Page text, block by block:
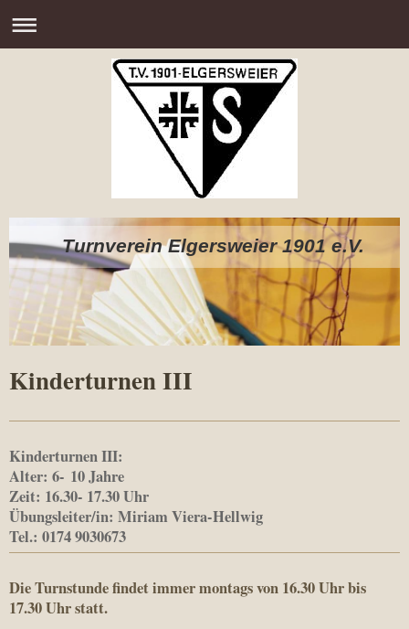
Turnverein Elgersweier 1901 e.V.
Kinderturnen III
Kinderturnen III:
Alter: 6- 10 Jahre
Zeit: 16.30- 17.30 Uhr
Übungsleiter/in: Miriam Viera-Hellwig
Tel.: 0174 9030673
Die Turnstunde findet immer montags von 16.30 Uhr bis
17.30 Uhr statt.